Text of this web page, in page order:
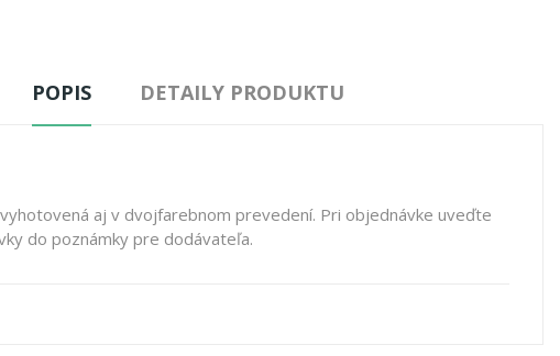
POPIS DETAILY PRODUKTU
aj v dvojfarebnom prevedení. Pri objednávke uveďte
do poznámky pre dodávateľa.